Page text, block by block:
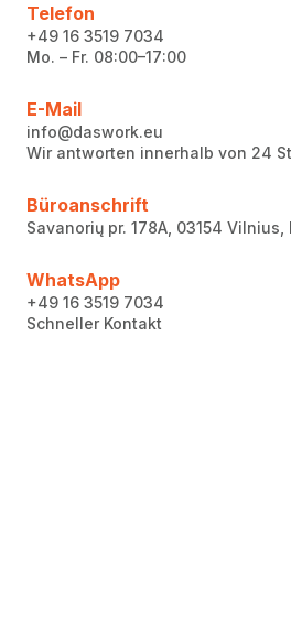
Telefon
+49 16 3519 7034
Mo. – Fr. 08:00–17:00
E-Mail
info@daswork.eu
Wir antworten innerhalb von 24
Büroanschrift
Savanorių pr. 178A, 03154
WhatsApp
+49 16 3519 7034
Schneller Kontakt